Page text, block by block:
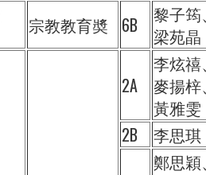
宗教教育奬 6B
黎子筠、
梁苑晶
2A
李炫禧、
麥揚梓、
黃雅雯
2B
李思琪
鄭思穎、